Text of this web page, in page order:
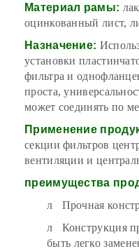
Материал рамы:
оцинкованный лист,
Назначение:
установки
фильтра и
проста,
может соединять по
Применение
секции фильтров
вентиляции и
преимущества
л
Прочная
л
Конструкция
быть легко